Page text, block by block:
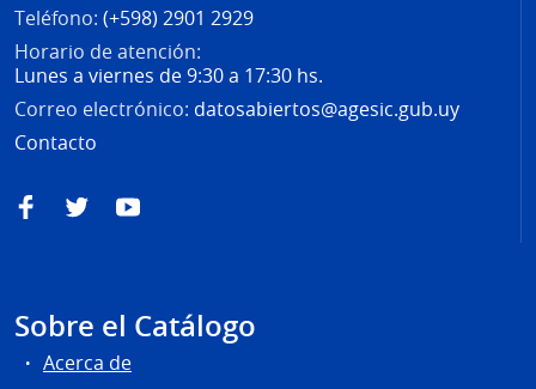
Teléfono: (+598) 2901 2929
Horario de atención:
Lunes a viernes de 9:30 a 17:30 hs.
Correo electrónico: datosabiertos@agesic.gub.uy
Contacto
FacebookTwitterYouTube
Sobre el Catálogo
Acerca de